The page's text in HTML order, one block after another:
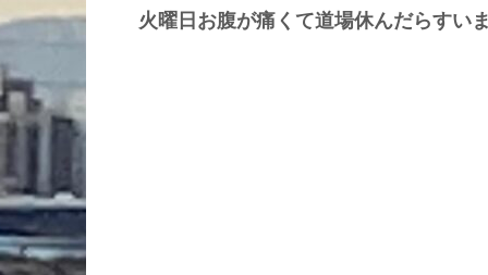
火曜日お腹が痛くて道場休んだらすい